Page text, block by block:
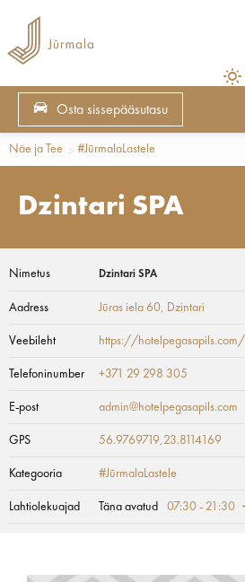
Osta sissepääsutasu
Näe ja Tee #JūrmalaLastele
Dzintari SPA
Nimetus Dzintari SPA
Aadress Jūras iela 60, Dzintari
Veebileht https://hotelpegasapils.com/
Telefoninumber +371 29 298 305
E-post admin@hotelpegasapils.com
GPS 56.9769719,23.8114169
Kategooria #JūrmalaLastele
Lahtiolekuajad Täna avatud 07:30 - 21:30